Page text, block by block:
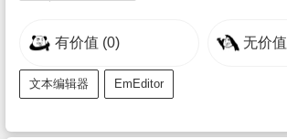
有价值 (0) 无价值
文本编辑器 EmEditor